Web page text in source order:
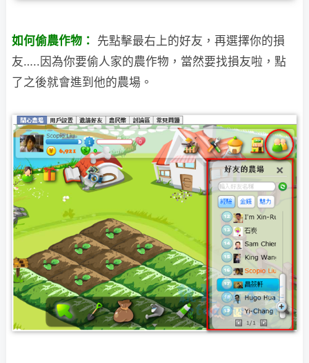
如何偷農作物： 先點擊最右上的好友，再選擇你的損
友…..因為你要偷人家的農作物，當然要找損友啦，點
了之後就會進到他的農場。